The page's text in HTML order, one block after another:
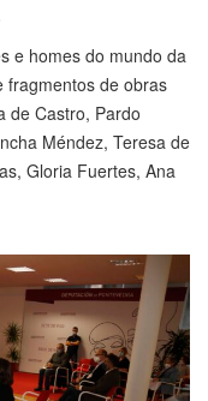
e homes do mundo da
fragmentos de obras
de Castro, Pardo
Méndez, Teresa de
Gloria Fuertes, Ana